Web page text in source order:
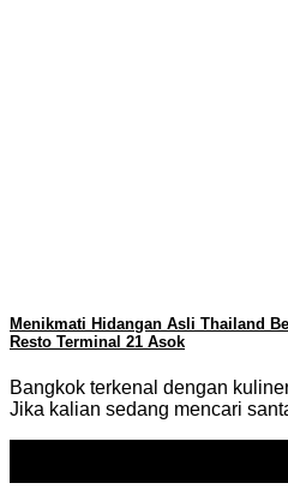
Menikmati Hidangan Asli Thailand
Resto Terminal 21 Asok
Bangkok terkenal dengan
Jika kalian sedang mencari